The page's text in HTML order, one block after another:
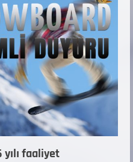
faaliyet